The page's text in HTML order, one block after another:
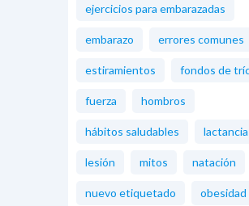
ejercicios para embarazadas
embarazo errores comunes
estiramientos fondos de
fuerza hombros
hábitos saludables lactancia
lesión mitos natación
nuevo etiquetado obesidad